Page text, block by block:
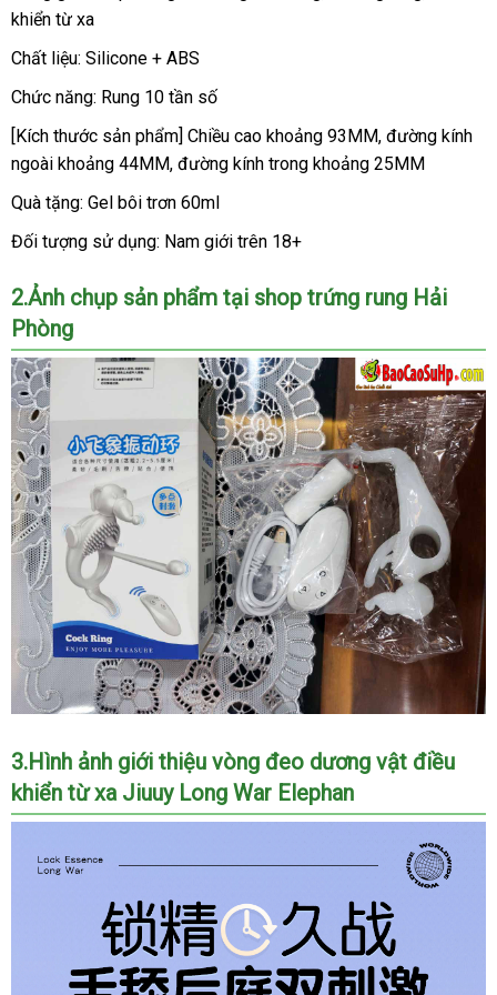
xa
Jiuuy
War
khiển từ xa
Chất liệu: Silicone + ABS
Chức năng: Rung 10 tần số
[Kích thước sản phẩm] Chiều cao khoảng 93MMtận
nơi
, đường kính
ngoài khoảng 44MMtiết
kiệm
, đường kính trong khoảng 25MM
Quà tặng: Gel bôi trơn 60ml
Đối tượng sử dụng: Nam giới trên 18+
2.Ảnh chụp sản phẩm tại shop trứng rung Hải
Phòng
vong
deo
duong
vat
Long
3.Hình ảnh giới thiệu vòng đeo dương vật điều
khiển từ xa Jiuuy Long War Elephan